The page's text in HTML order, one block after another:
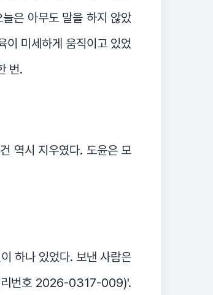
은 아무도 말을 하지 않았
이 미세하게 움직이고 있었
번.
역시 지우였다. 도윤은 모
하나 있었다. 보낸 사람은
리번호 2026-0317-009)'.